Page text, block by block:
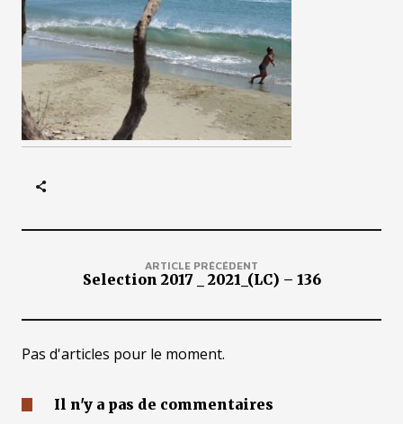
ARTICLE PRÉCÉDENT
Selection 2017 _ 2021_(LC) – 136
Pas d'articles pour le moment.
Il n'y a pas de commentaires